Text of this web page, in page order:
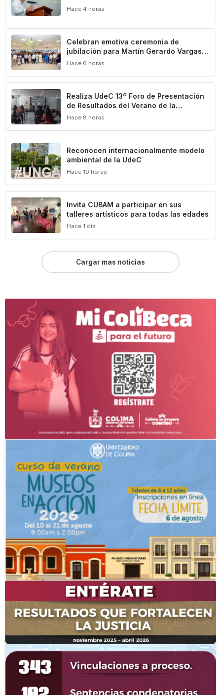
Universidad: Carlos Iván Moreno
Hace 4 horas
Celebran emotiva ceremonia de
jubilación para Martín Gerardo Vargas
Elizondo
Hace 6 horas
Realiza UdeC 13º Foro de Presentación
de Resultados del Verano de la
Investigación
Hace 8 horas
Reconocen internacionalmente modelo
ambiental de la UdeC
Hace 10 horas
Invita CUBAM a participar en sus
talleres artísticos para todas las edades
Hace 1 dia
Cargar mas noticias